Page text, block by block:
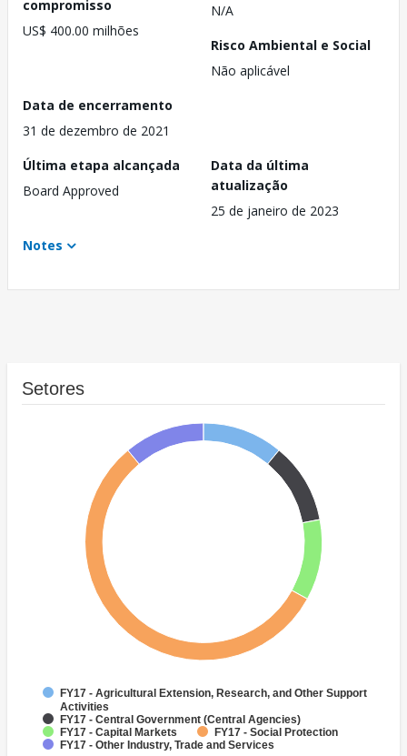
compromisso
US$ 400.00 milhões
N/A
Risco Ambiental e Social
Não aplicável
Data de encerramento
31 de dezembro de 2021
Última etapa alcançada
Board Approved
Data da última
atualização
25 de janeiro de 2023
Notes
Setores
FY17 - Agricultural Extension, Research, and Other Support
Activities
FY17 - Central Government (Central Agencies)
FY17 - Capital Markets
FY17 - Social Protection
FY17 - Other Industry, Trade and Services